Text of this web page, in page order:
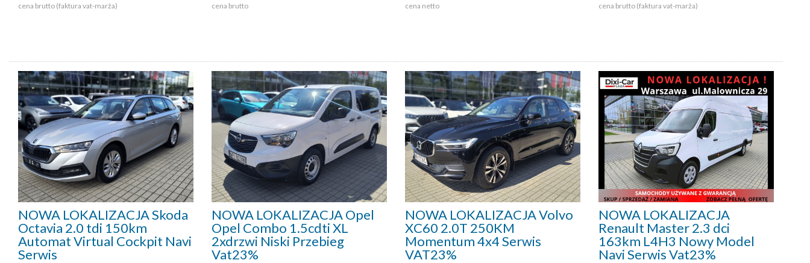
cena brutto (faktura vat-marża) cena brutto cena netto cena brutto (faktura vat-marża)
NOWA LOKALIZACJA Skoda
Octavia 2.0 tdi 150km
Automat Virtual Cockpit Navi
Serwis
NOWA LOKALIZACJA Opel
Opel Combo 1.5cdti XL
2xdrzwi Niski Przebieg
Vat23%
NOWA LOKALIZACJA Volvo
XC60 2.0T 250KM
Momentum 4x4 Serwis
VAT23%
NOWA LOKALIZACJA
Renault Master 2.3 dci
163km L4H3 Nowy Model
Navi Serwis Vat23%